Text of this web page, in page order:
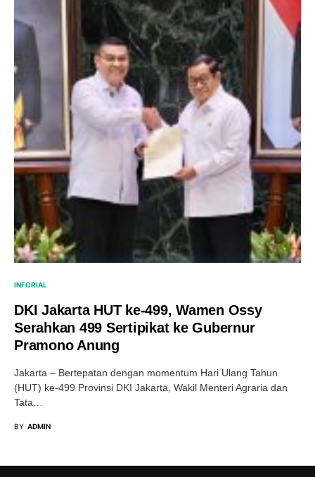
INFORIAL
DKI Jakarta HUT ke-499, Wamen Ossy
Serahkan 499 Sertipikat ke Gubernur
Pramono Anung
Jakarta – Bertepatan dengan momentum Hari Ulang Tahun
(HUT) ke-499 Provinsi DKI Jakarta, Wakil Menteri Agraria dan
Tata…
BY ADMIN